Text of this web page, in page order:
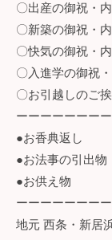
〇出産の御祝・
〇新築の御祝・
〇快気の御祝・
〇入進学の御祝
〇お引越しのご
ーーーーーーー
●お香典返し
●お法事の引出物
●お供え物
ーーーーーーー
地元 西条・新居